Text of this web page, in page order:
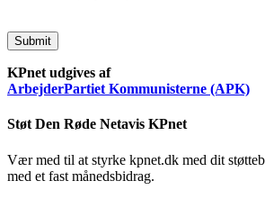
Submit
KPnet udgives af
ArbejderPartiet Kommunisterne (APK)
Støt Den Røde Netavis KPnet
Vær med til at styrke kpnet.dk med dit
med et fast månedsbidrag.